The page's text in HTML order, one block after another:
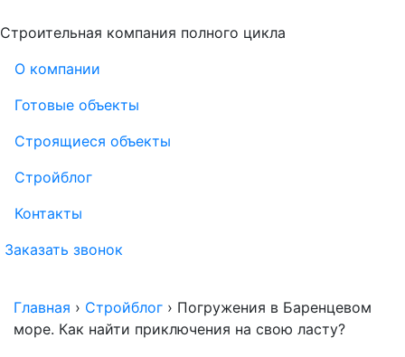
Строительная компания полного цикла
О компании
Готовые объекты
Строящиеся объекты
Стройблог
Контакты
Заказать звонок
Главная › Стройблог › Погружения в Баренцевом
море. Как найти приключения на свою ласту?